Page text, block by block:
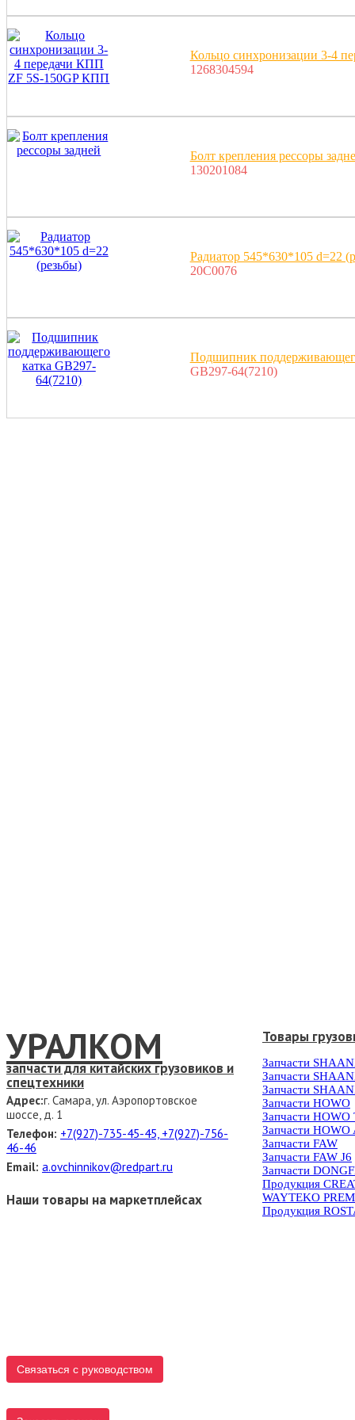
Кольцо синхронизации 3-4
1268304594
Болт крепления рессоры
130201084
Радиатор 545*630*105 d=22
20C0076
Подшипник
GB297-64(7210)
УРАЛКОМ
запчасти для китайских грузовиков и
спецтехники
Адрес:г. Самара, ул. Аэропортовское
шоссе, д. 1
Телефон: +7(927)-735-45-45, +7(927)-756-
46-46
Email: a.ovchinnikov@redpart.ru
Наши товары на маркетплейсах
Связаться с руководством
Товары
Запчасти
Запчасти
Запчасти
Запчасти HOWO
Запчасти HOWO
Запчасти HOWO
Запчасти FAW
Запчасти FAW J6
Запчасти
Продукция
WAYTEKO
Продукция